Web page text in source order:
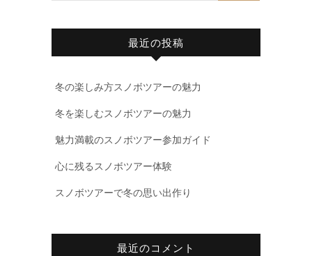
最近の投稿
冬の楽しみ方スノボツアーの魅力
冬を楽しむスノボツアーの魅力
魅力満載のスノボツアー参加ガイド
心に残るスノボツアー体験
スノボツアーで冬の思い出作り
最近のコメント